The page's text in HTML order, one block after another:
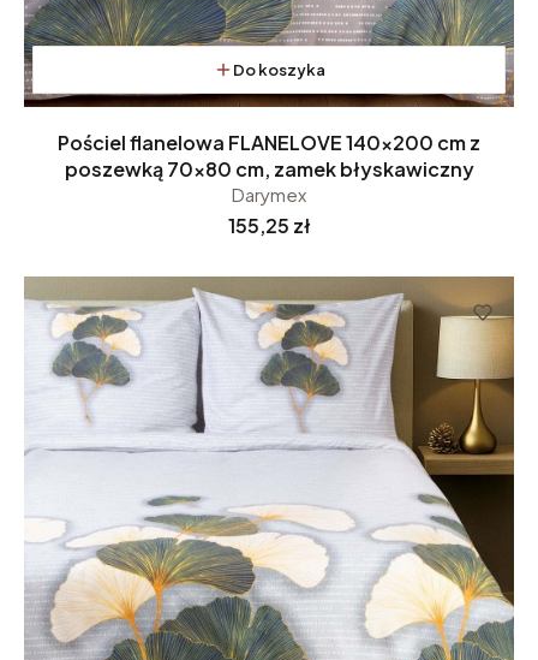
Do koszyka
Pościel flanelowa FLANELOVE 140x200 cm z
poszewką 70x80 cm, zamek błyskawiczny
Darymex
Cena
155,25 zł